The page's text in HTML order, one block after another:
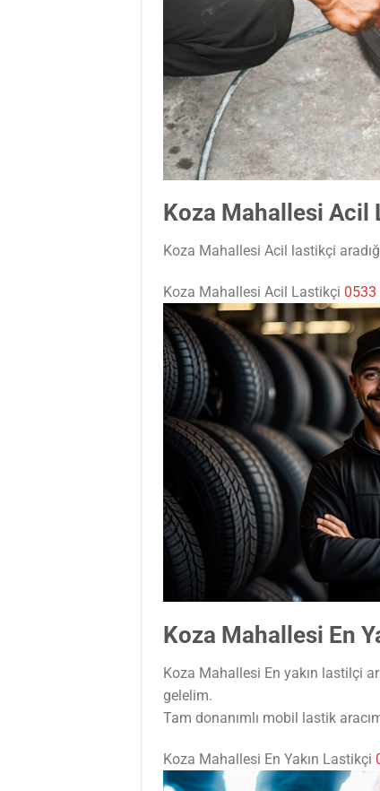
Koza Mahallesi Acil
Koza Mahallesi Acil lastikçi
Koza Mahallesi Acil Lastikçi 0533
Koza Mahallesi En
Koza Mahallesi En yakın lastilçi
gelelim.
Tam donanımlı mobil lastik
Koza Mahallesi En Yakın Lastikçi